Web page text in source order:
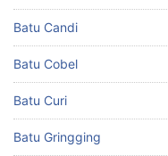
Batu Candi
Batu Cobel
Batu Curi
Batu Gringging